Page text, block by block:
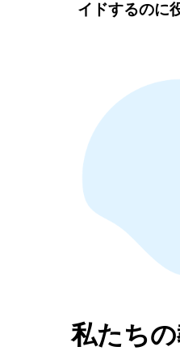
イドするのに
私たち